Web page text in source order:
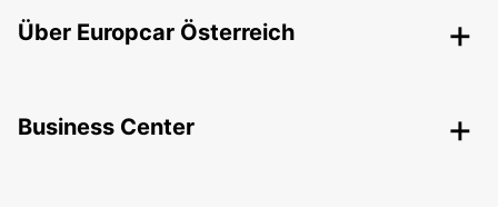
Über Europcar Österreich
Business Center